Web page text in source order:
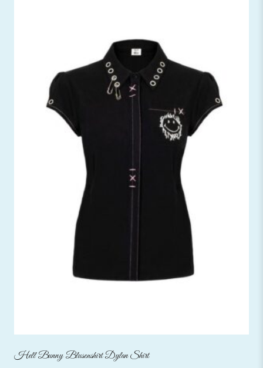
Hell Bunny Blusenshirt Dylan Shirt